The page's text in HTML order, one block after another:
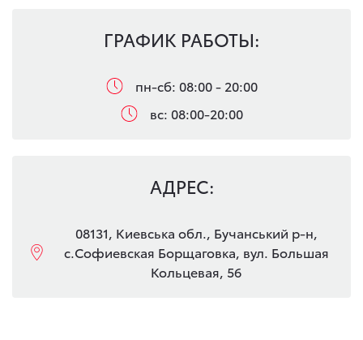
ГРАФИК РАБОТЫ:
пн-сб: 08:00 - 20:00
вс: 08:00-20:00
АДРЕС:
08131, Киевська обл., Бучанський р-н,
с.Софиевская Борщаговка, вул. Большая
Кольцевая, 56